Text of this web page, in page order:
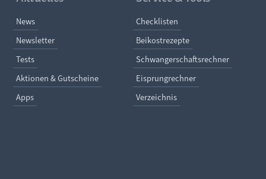
Navigation überspringen
News
Newsletter
Tests
Aktionen & Gutscheine
Apps
Navigation
Checklisten
Beikostrezepte
Schwangerschaftsrechner
Eisprungrechner
Verzeichnis